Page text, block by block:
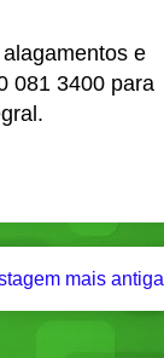
e
081 3400 para
mais antiga